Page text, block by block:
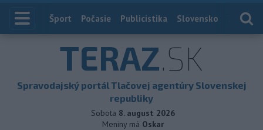
Index
Šport Počasie Publicistika Slovensko
TERAZ.SK
Spravodajský portál Tlačovej agentúry Slovenskej
republiky
Sobota 8. august 2026
Meniny má Oskar